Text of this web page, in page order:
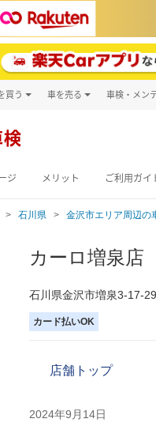
買う
新車
車を売る 車検・メン
ジ メリット ご利用ガイ
石川県 金沢市エリア周辺の
カーロ増泉店
石川県金沢市増泉3-17-29
カード払いOK
店舗トップ
2024年9月14日